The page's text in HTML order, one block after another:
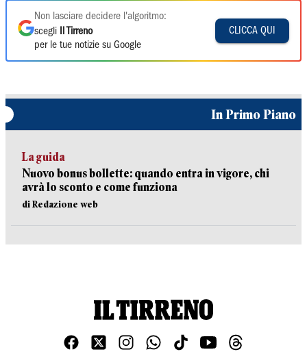
Non lasciare decidere l'algoritmo:
scegli
Il Tirreno
per le tue notizie su Google
CLICCA QUI
In Primo Piano
La guida
Nuovo bonus bollette: quando entra in vigore, chi
avrà lo sconto e come funziona
di Redazione web